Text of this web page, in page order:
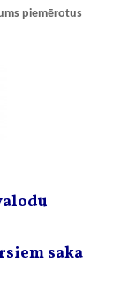
piemērotus
saka